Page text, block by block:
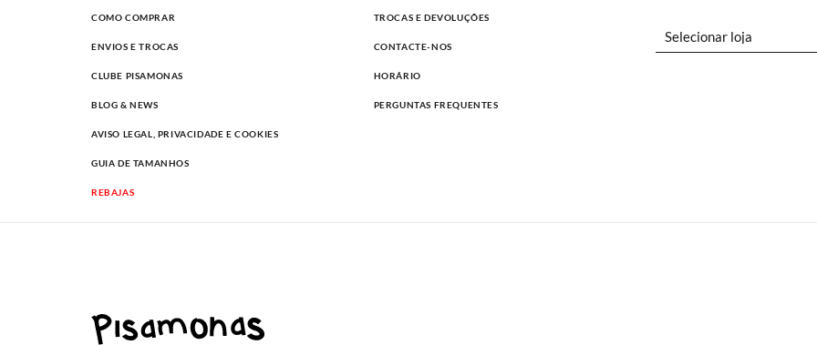
COMO COMPRAR
ENVIOS E TROCAS
CLUBE PISAMONAS
BLOG & NEWS
AVISO LEGAL, PRIVACIDADE E COOKIES
GUIA DE TAMANHOS
REBAJAS
TROCAS E DEVOLUÇÕES
CONTACTE-NOS
HORÁRIO
PERGUNTAS FREQUENTES